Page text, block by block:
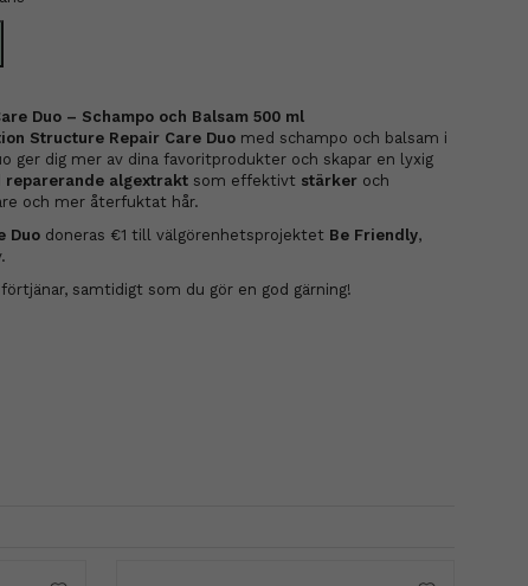
Duo – Schampo och Balsam 500 ml
Structure Repair Care Duo med schampo och balsam i
ger dig mer av dina favoritprodukter och skapar en lyxig
reparerande algextrakt som effektivt stärker och
och mer återfuktat hår.
Duo doneras €1 till välgörenhetsprojektet Be Friendly,
samtidigt som du gör en god gärning!